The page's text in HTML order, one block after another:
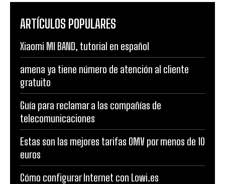
ARTÍCULOS POPULARES
Xiaomi MI BAND, tutorial en español
amena ya tiene número de atención al cliente
gratuito
Guía para reclamar a las compañías de
telecomunicaciones
Estas son las mejores tarifas OMV por menos de 10
euros
Cómo configurar Internet con Lowi.es